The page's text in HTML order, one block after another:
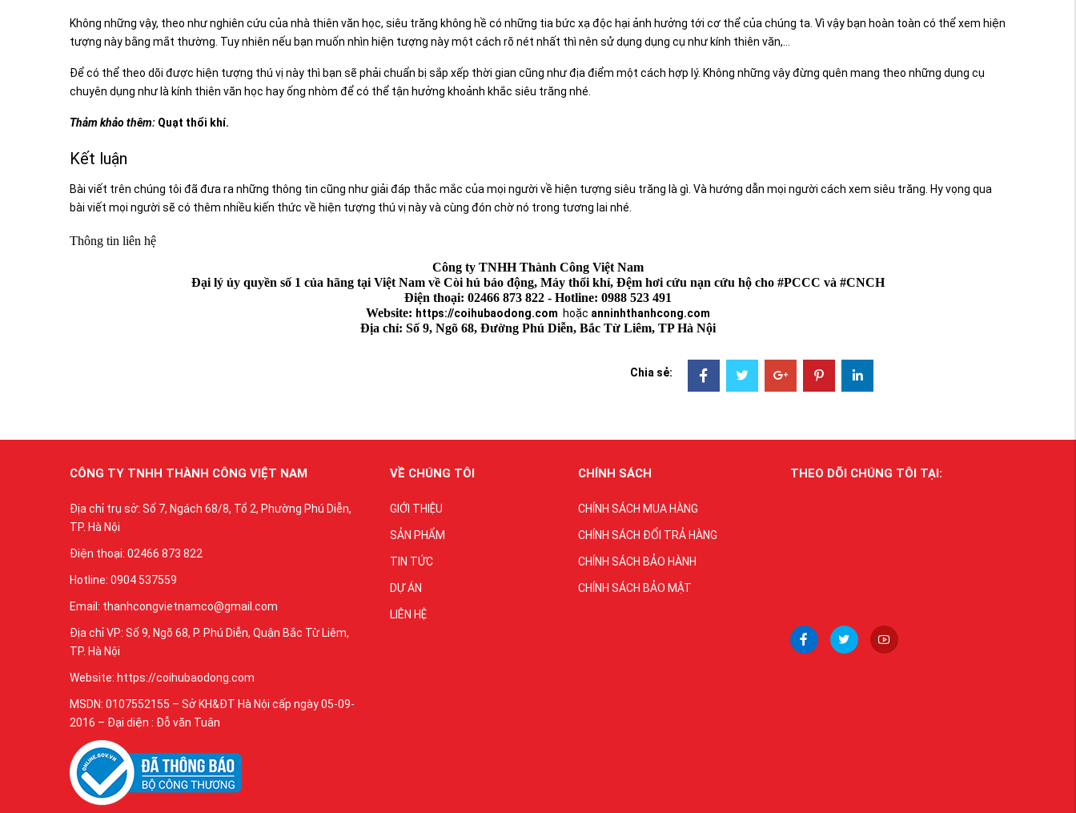
Không những vậy, theo như nghiên cứu của nhà thiên văn học, siêu trăng không hề có những tia bức xạ độc hại ảnh hưởng tới cơ thể của chúng ta. Vì vậy bạn hoàn toàn có thể xem hiện
tượng này bằng mắt thường. Tuy nhiên nếu bạn muốn nhìn hiện tượng này một cách rõ nét nhất thì nên sử dụng dụng cụ như kính thiên văn,…
Để có thể theo dõi được hiện tượng thú vị này thì bạn sẽ phải chuẩn bị sắp xếp thời gian cũng như địa điểm một cách hợp lý. Không những vậy đừng quên mang theo những dụng cụ
chuyên dụng như là kính thiên văn học hay ống nhòm để có thể tận hưởng khoảnh khắc siêu trăng nhé.
Thảm khảo thêm: Quạt thổi khí.
Kết luận
Bài viết trên chúng tôi đã đưa ra những thông tin cũng như giải đáp thắc mắc của mọi người về hiện tượng siêu trăng là gì. Và hướng dẫn mọi người cách xem siêu trăng. Hy vọng qua
bài viết mọi người sẽ có thêm nhiều kiến thức về hiện tượng thú vị này và cùng đón chờ nó trong tương lai nhé.
Thông tin liên hệ
Công ty TNHH Thành Công Việt Nam
Đại lý ủy quyền số 1 của hãng tại Việt Nam về Còi hú báo động, Máy thổi khí, Đệm hơi cứu nạn cứu hộ cho #PCCC và #CNCH
Điện thoại: 02466 873 822 - Hotline: 0988 523 491
Website: https://coihubaodong.com hoặc anninhthanhcong.com
Địa chỉ: Số 9, Ngõ 68, Đường Phú Diễn, Bắc Từ Liêm, TP Hà Nội
Chia sẻ:
CÔNG TY TNHH THÀNH CÔNG VIỆT NAM
Địa chỉ trụ sở: Số 7, Ngách 68/8, Tổ 2, Phường Phú Diễn,
TP. Hà Nội
Điện thoại: 02466 873 822
Hotline: 0904 537559
Email: thanhcongvietnamco@gmail.com
Địa chỉ VP: Số 9, Ngõ 68, P. Phú Diễn, Quận Bắc Từ Liêm,
TP. Hà Nội
Website: https://coihubaodong.com
MSDN: 0107552155 – Sở KH&ĐT Hà Nội cấp ngày 05-09-
2016 – Đại diện : Đỗ văn Tuân
VỀ CHÚNG TÔI
GIỚI THIỆU
SẢN PHẨM
TIN TỨC
DỰ ÁN
LIÊN HỆ
CHÍNH SÁCH
CHÍNH SÁCH MUA HÀNG
CHÍNH SÁCH ĐỔI TRẢ HÀNG
CHÍNH SÁCH BẢO HÀNH
CHÍNH SÁCH BẢO MẬT
THEO DÕI CHÚNG TÔI TẠI: